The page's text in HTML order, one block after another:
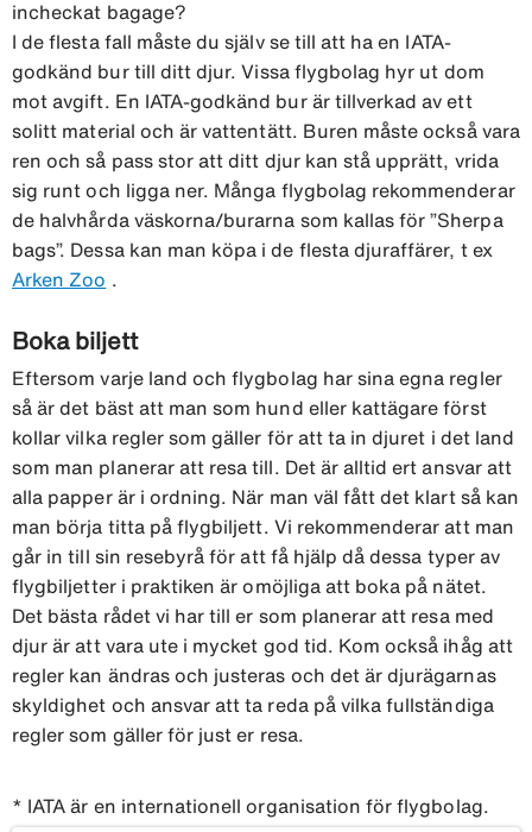
incheckat bagage?
I de flesta fall måste du själv se till att ha en IATA-
godkänd bur till ditt djur. Vissa flygbolag hyr ut dom
mot avgift. En IATA-godkänd bur är tillverkad av ett
solitt material och är vattentätt. Buren måste också vara
ren och så pass stor att ditt djur kan stå upprätt, vrida
sig runt och ligga ner. Många flygbolag rekommenderar
de halvhårda väskorna/burarna som kallas för ”Sherpa
bags”. Dessa kan man köpa i de flesta djuraffärer, t ex
Arken Zoo
Boka biljett
Eftersom varje land och flygbolag har sina egna regler
så är det bäst att man som hund eller kattägare först
kollar vilka regler som gäller för att ta in djuret i det land
som man planerar att resa till. Det är alltid ert ansvar att
alla papper är i ordning. När man väl fått det klart så kan
man börja titta på flygbiljett. Vi rekommenderar att man
går in till sin resebyrå för att få hjälp då dessa typer av
flygbiljetter i praktiken är omöjliga att boka på nätet.
Det bästa rådet vi har till er som planerar att resa med
djur är att vara ute i mycket god tid. Kom också ihåg att
regler kan ändras och justeras och det är djurägarnas
skyldighet och ansvar att ta reda på vilka fullständiga
regler som gäller för just er resa.
* IATA är en internationell organisation för flygbolag.